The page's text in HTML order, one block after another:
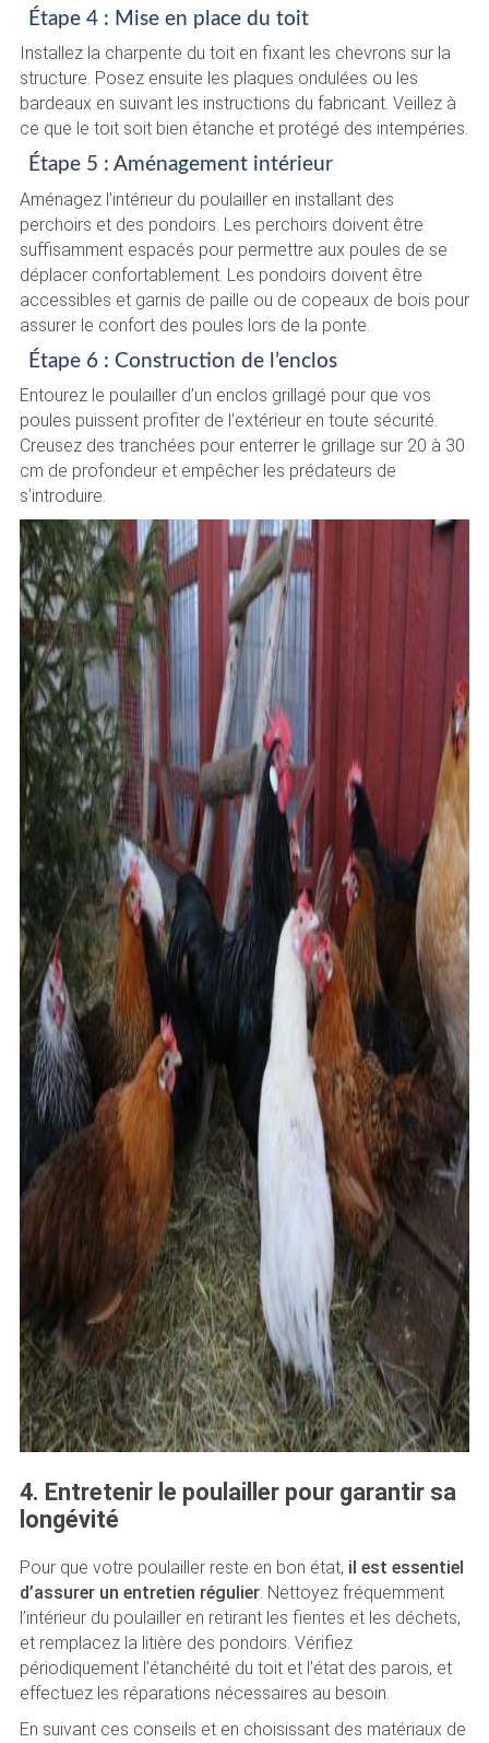
Étape 4 : Mise en place du toit
Installez la charpente du toit en fixant les chevrons sur la
structure. Posez ensuite les plaques ondulées ou les
bardeaux en suivant les instructions du fabricant. Veillez à
ce que le toit soit bien étanche et protégé des intempéries.
Étape 5 : Aménagement intérieur
Aménagez l’intérieur du poulailler en installant des
perchoirs et des pondoirs. Les perchoirs doivent être
suffisamment espacés pour permettre aux poules de se
déplacer confortablement. Les pondoirs doivent être
accessibles et garnis de paille ou de copeaux de bois pour
assurer le confort des poules lors de la ponte.
Étape 6 : Construction de l’enclos
Entourez le poulailler d’un enclos grillagé pour que vos
poules puissent profiter de l’extérieur en toute sécurité.
Creusez des tranchées pour enterrer le grillage sur 20 à 30
cm de profondeur et empêcher les prédateurs de
s’introduire.
4. Entretenir le poulailler pour garantir sa
longévité
Pour que votre poulailler reste en bon état, il est essentiel
d’assurer un entretien régulier. Nettoyez fréquemment
l’intérieur du poulailler en retirant les fientes et les déchets,
et remplacez la litière des pondoirs. Vérifiez
périodiquement l’étanchéité du toit et l’état des parois, et
effectuez les réparations nécessaires au besoin.
En suivant ces conseils et en choisissant des matériaux de